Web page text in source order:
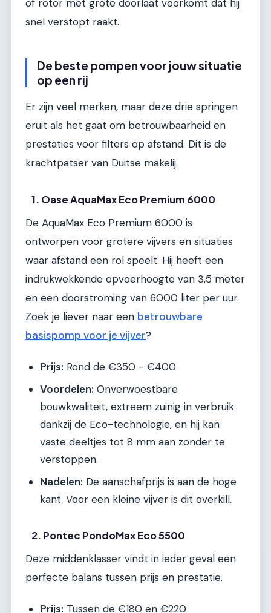
of rotor met grote doorlaat voorkomt dat hij
snel verstopt raakt.
De beste pompen voor jouw situatie
op een rij
Er zijn veel merken, maar deze drie springen
eruit als het gaat om betrouwbaarheid en
prestaties voor filters op afstand. Dit is de
krachtpatser van Duitse makelij.
1. Oase AquaMax Eco Premium 6000
De AquaMax Eco Premium 6000 is
ontworpen voor grotere vijvers en situaties
waar afstand een rol speelt. Hij heeft een
indrukwekkende opvoerhoogte van 3,5 meter
en een doorstroming van 6000 liter per uur.
Zoek je liever naar een betrouwbare
basispomp voor je vijver?
Prijs: Rond de €350 - €400
Voordelen: Onverwoestbare
bouwkwaliteit, extreem zuinig in verbruik
dankzij de Eco-technologie, en hij kan
vaste deeltjes tot 8 mm aan zonder te
verstoppen.
Nadelen: De aanschafprijs is aan de hoge
kant. Voor een kleine vijver is dit overkill.
2. Pontec PondoMax Eco 5500
Deze middenklasser vindt in ieder geval een
perfecte balans tussen prijs en prestatie.
Prijs: Tussen de €180 en €220